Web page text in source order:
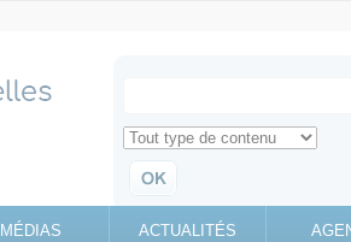
Search for
Retrouvez toute l'information sur le site
MÉDIAS ACTUALITÉS